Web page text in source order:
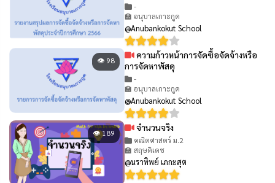
-
🏫 อนุบาลเกาะกูด
@Anubankokut School
👁 98
ความก้าวหน้าการจัดซื้อจัดจ้างหรือ
การจัดหาพัสดุ
-
🏫 อนุบาลเกาะกูด
@Anubankokut School
👁 189 จำนวนจริง
คณิตศาสตร์ ม.2
🏫 สฤษดิเดช
@นราทิพย์ เภกะสุต